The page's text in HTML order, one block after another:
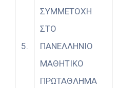
5.
ΣΥΜΜΕΤΟΧΗ
ΣΤΟ
ΠΑΝΕΛΛΗΝΙΟ
ΜΑΘΗΤΙΚΟ
ΠΡΩΤΑΘΛΗΜΑ